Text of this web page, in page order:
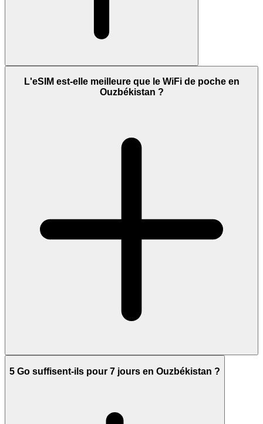
L'eSIM est-elle meilleure que le WiFi de poche en
Ouzbékistan ?
5 Go suffisent-ils pour 7 jours en Ouzbékistan ?